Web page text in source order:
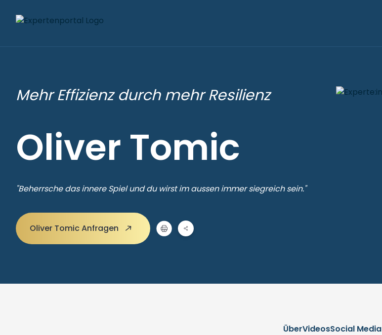
Mehr Effizienz durch mehr Resilienz
Oliver Tomic
"Beherrsche das innere Spiel und du wirst im aussen immer siegreich sein."
Oliver Tomic Anfragen
ÜberVideosSocial Media